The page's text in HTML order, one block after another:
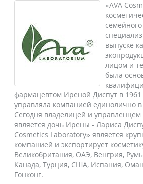
«AVA
выпуске
лицом и
была
фармацевтом Иреной Диспут в 1961
управляла компанией единолично в
Сегодня владелицей и
является дочь Ирены - Лариса
Cosmetics Laboratory» является
компанией и экспортирует
Великобритания, ОАЭ, Венгрия,
Канада, Турция, США, Испания,
Гонконг.